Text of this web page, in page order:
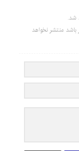
شد.
باشد منتشر نخواهد